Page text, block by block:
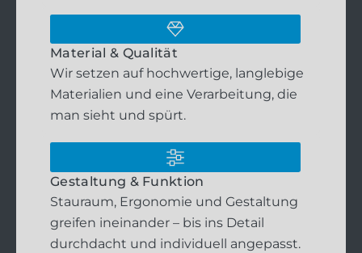
Material & Qualität
Wir setzen auf hochwertige, langlebige
Materialien und eine Verarbeitung, die
man sieht und spürt.
Gestaltung & Funktion
Stauraum, Ergonomie und Gestaltung
greifen ineinander – bis ins Detail
durchdacht und individuell angepasst.